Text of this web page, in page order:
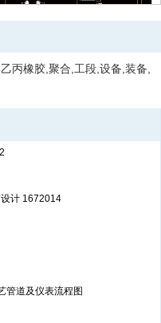
丙橡胶,聚合,工段,设备,装备,
计 1672014
管道及仪表流程图